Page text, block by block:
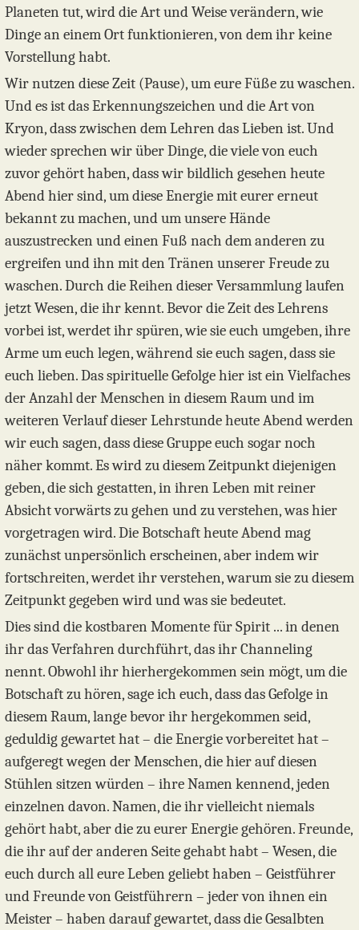
Planeten tut, wird die Art und Weise verändern, wie
Dinge an einem Ort funktionieren, von dem ihr keine
Vorstellung habt.
Wir nutzen diese Zeit (Pause), um eure Füße zu waschen.
Und es ist das Erkennungszeichen und die Art von
Kryon, dass zwischen dem Lehren das Lieben ist. Und
wieder sprechen wir über Dinge, die viele von euch
zuvor gehört haben, dass wir bildlich gesehen heute
Abend hier sind, um diese Energie mit eurer erneut
bekannt zu machen, und um unsere Hände
auszustrecken und einen Fuß nach dem anderen zu
ergreifen und ihn mit den Tränen unserer Freude zu
waschen. Durch die Reihen dieser Versammlung laufen
jetzt Wesen, die ihr kennt. Bevor die Zeit des Lehrens
vorbei ist, werdet ihr spüren, wie sie euch umgeben, ihre
Arme um euch legen, während sie euch sagen, dass sie
euch lieben. Das spirituelle Gefolge hier ist ein Vielfaches
der Anzahl der Menschen in diesem Raum und im
weiteren Verlauf dieser Lehrstunde heute Abend werden
wir euch sagen, dass diese Gruppe euch sogar noch
näher kommt. Es wird zu diesem Zeitpunkt diejenigen
geben, die sich gestatten, in ihren Leben mit reiner
Absicht vorwärts zu gehen und zu verstehen, was hier
vorgetragen wird. Die Botschaft heute Abend mag
zunächst unpersönlich erscheinen, aber indem wir
fortschreiten, werdet ihr verstehen, warum sie zu diesem
Zeitpunkt gegeben wird und was sie bedeutet.
Dies sind die kostbaren Momente für Spirit ... in denen
ihr das Verfahren durchführt, das ihr Channeling
nennt. Obwohl ihr hierhergekommen sein mögt, um die
Botschaft zu hören, sage ich euch, dass das Gefolge in
diesem Raum, lange bevor ihr hergekommen seid,
geduldig gewartet hat – die Energie vorbereitet hat –
aufgeregt wegen der Menschen, die hier auf diesen
Stühlen sitzen würden – ihre Namen kennend, jeden
einzelnen davon. Namen, die ihr vielleicht niemals
gehört habt, aber die zu eurer Energie gehören. Freunde,
die ihr auf der anderen Seite gehabt habt – Wesen, die
euch durch all eure Leben geliebt haben – Geistführer
und Freunde von Geistführern – jeder von ihnen ein
Meister – haben darauf gewartet, dass die Gesalbten